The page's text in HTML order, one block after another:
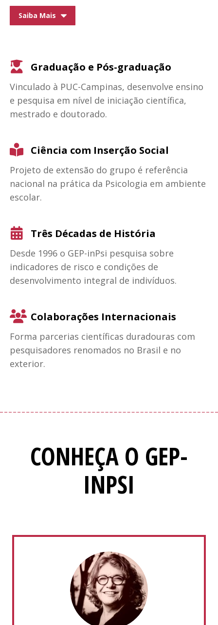
Saiba Mais
Graduação e Pós-graduação
Vinculado à PUC-Campinas, desenvolve ensino
e pesquisa em nível de iniciação científica,
mestrado e doutorado.
Ciência com Inserção Social
Projeto de extensão do grupo é referência
nacional na prática da Psicologia em ambiente
escolar.
Três Décadas de História
Desde 1996 o GEP-inPsi pesquisa sobre
indicadores de risco e condições de
desenvolvimento integral de indivíduos.
Colaborações Internacionais
Forma parcerias científicas duradouras com
pesquisadores renomados no Brasil e no
exterior.
CONHEÇA O GEP-
INPSI